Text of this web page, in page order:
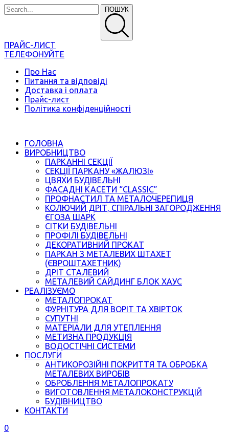
ПОШУК
ПРАЙС-ЛИСТ
ТЕЛЕФОНУЙТЕ
Про Нас
Питання та відповіді
Доставка і оплата
Прайс-лист
Політика конфіденційності
ГОЛОВНА
ВИРОБНИЦТВО
ПАРКАННІ СЕКЦІЇ
СЕКЦІЇ ПАРКАНУ «ЖАЛЮЗІ»
ЦВЯХИ БУДІВЕЛЬНІ
ФАСАДНІ КАСЕТИ “CLASSIC”
ПРОФНАСТИЛ ТА МЕТАЛОЧЕРЕПИЦЯ
КОЛЮЧИЙ ДРІТ, СПІРАЛЬНІ ЗАГОРОДЖЕННЯ
ЄГОЗА ШАРК
СІТКИ БУДІВЕЛЬНІ
ПРОФІЛІ БУДІВЕЛЬНІ
ДЕКОРАТИВНИЙ ПРОКАТ
ПАРКАН З МЕТАЛЕВИХ ШТАХЕТ
(ЄВРОШТАХЕТНИК)
ДРІТ СТАЛЕВИЙ
МЕТАЛЕВИЙ САЙДИНГ БЛОК ХАУС
РЕАЛІЗУЄМО
МЕТАЛОПРОКАТ
ФУРНІТУРА ДЛЯ ВОРІТ ТА ХВІРТОК
СУПУТНІ
МАТЕРІАЛИ ДЛЯ УТЕПЛЕННЯ
МЕТИЗНА ПРОДУКЦІЯ
ВОДОСТІЧНІ СИСТЕМИ
ПОСЛУГИ
АНТИКОРОЗІЙНІ ПОКРИТТЯ ТА ОБРОБКА
МЕТАЛЕВИХ ВИРОБІВ
ОБРОБЛЕННЯ МЕТАЛОПРОКАТУ
ВИГОТОВЛЕННЯ МЕТАЛОКОНСТРУКЦІЙ
БУДІВНИЦТВО
КОНТАКТИ
0